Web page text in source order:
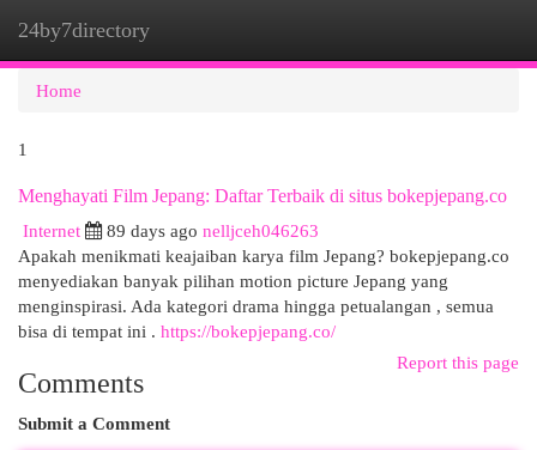
24by7directory
Home
1
Menghayati Film Jepang: Daftar Terbaik di situs bokepjepang.co
Internet
89 days ago nelljceh046263
Apakah menikmati keajaiban karya film Jepang? bokepjepang.co
menyediakan banyak pilihan motion picture Jepang yang
menginspirasi. Ada kategori drama hingga petualangan , semua
bisa di tempat ini . https://bokepjepang.co/
Report this page
Comments
Submit a Comment